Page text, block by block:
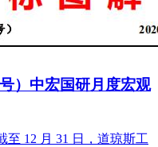
）中宏国研月度宏观
至 12 月 31 日，道琼斯工